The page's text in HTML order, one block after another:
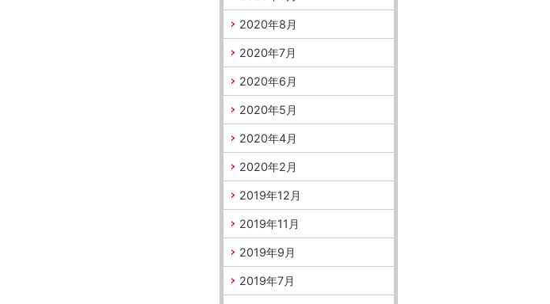
2020年8月
2020年7月
2020年6月
2020年5月
2020年4月
2020年2月
2019年12月
2019年11月
2019年9月
2019年7月